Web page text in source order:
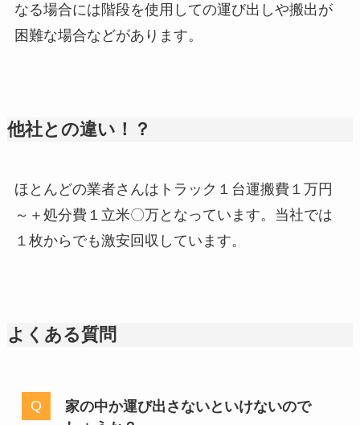
なる場合には階段を使用しての運び出しや搬出が
困難な場合などがあります。
他社との違い！？
ほとんどの業者さんはトラック１台運搬費１万円
～＋処分費１立米〇万となっています。当社では
１枚からでも激安回収しています。
よくある質問
家の中か運び出さないといけないので